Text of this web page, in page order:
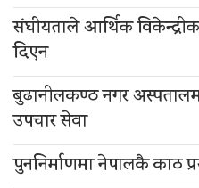
संघीयताले आर्थिक
दिएन
बुढानीलकण्ठ नगर
उपचार सेवा
पुननिर्माणमा नेपालकै काठ